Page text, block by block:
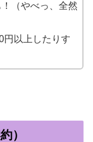
（やべっ、全然
円以上したりす
）